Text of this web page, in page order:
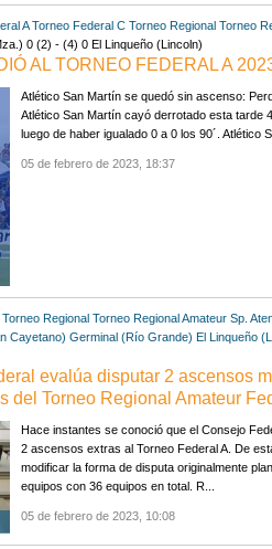
A Torneo Federal C Torneo Regional Torneo
0 (2) - (4) 0 El Linqueño (Lincoln)
AL TORNEO FEDERAL A
Atlético San Martín se quedó sin ascenso:
Atlético San Martín cayó derrotado esta tarde
luego de haber igualado 0 a 0 los 90´. Atlético
05 de febrero de 2023, 18:37
Torneo Regional Torneo Regional Amateur Sp.
Cayetano) Germinal (Río Grande) El Linqueño
evalúa disputar 2 ascensos
del Torneo Regional Amateur
Hace instantes se conoció que el Consejo
2 ascensos extras al Torneo Federal A. De
modificar la forma de disputa originalmente
equipos con 36 equipos en total. R...
05 de febrero de 2023, 10:08